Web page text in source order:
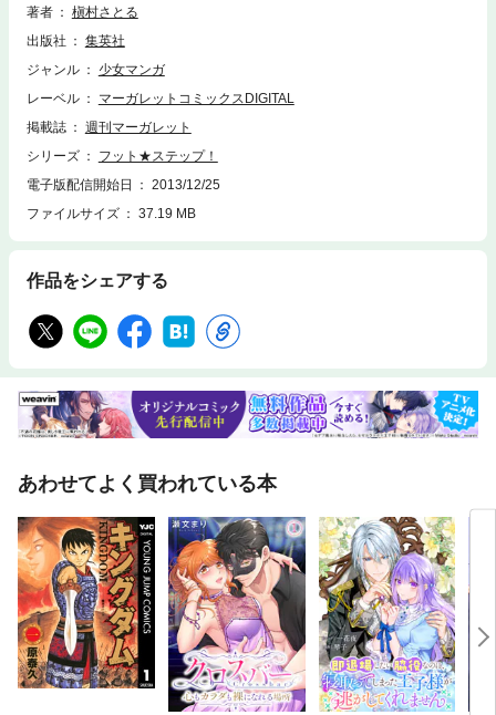
著者
槇村さとる
出版社
集英社
ジャンル
少女マンガ
レーベル
マーガレットコミックスDIGITAL
掲載誌
週刊マーガレット
シリーズ
フット★ステップ！
電子版配信開始日
2013/12/25
ファイルサイズ
37.19 MB
作品をシェアする
あわせてよく買われている本